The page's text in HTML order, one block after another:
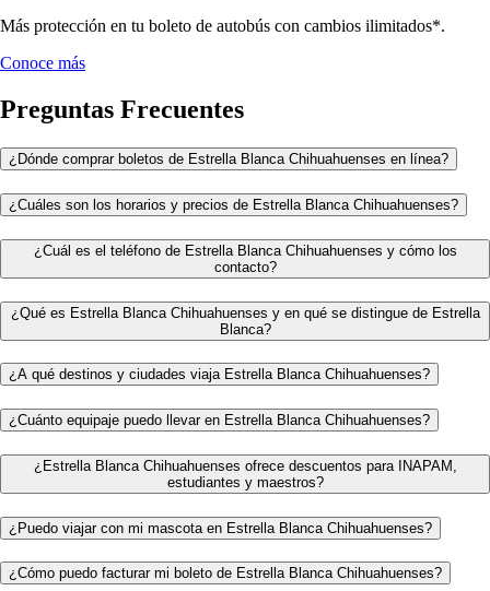
Más protección en tu boleto de autobús con cambios ilimitados*.
Conoce más
Preguntas Frecuentes
¿Dónde comprar boletos de Estrella Blanca Chihuahuenses en línea?
¿Cuáles son los horarios y precios de Estrella Blanca Chihuahuenses?
¿Cuál es el teléfono de Estrella Blanca Chihuahuenses y cómo los
contacto?
¿Qué es Estrella Blanca Chihuahuenses y en qué se distingue de Estrella
Blanca?
¿A qué destinos y ciudades viaja Estrella Blanca Chihuahuenses?
¿Cuánto equipaje puedo llevar en Estrella Blanca Chihuahuenses?
¿Estrella Blanca Chihuahuenses ofrece descuentos para INAPAM,
estudiantes y maestros?
¿Puedo viajar con mi mascota en Estrella Blanca Chihuahuenses?
¿Cómo puedo facturar mi boleto de Estrella Blanca Chihuahuenses?